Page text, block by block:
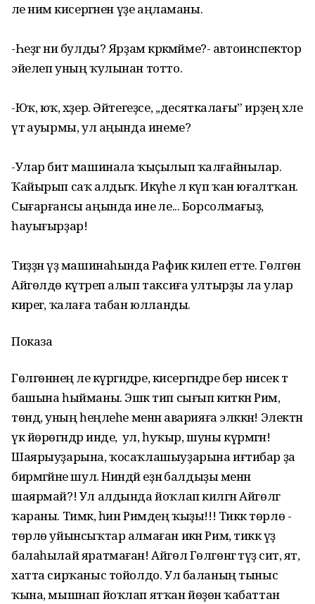
әле нимә кисергәнен үҙе аңламаны.
-Һеҙгә ни булды? Ярҙам кәрәкмәйме?- автоинспектор
эйелеп уның ҡулынан тотто.
-Юҡ, юҡ, хәҙер. Әйтегеҙсе, ,,десяткалағы” ирҙең хәле
үтә ауырмы, ул аңында инеме?
-Улар бит машинала ҡыҫылып ҡалғайнылар.
Ҡайырып саҡ алдыҡ. Икәүһе лә күп ҡан юғалтҡан.
Сығарғансы аңында ине әле... Борсолмағыҙ,
һауығырҙар!
Тиҙҙән үҙ машинаһында Рафик килеп етте. Гөлгөнә
Айгөлдө күтәреп алып таксиға ултырҙы ла улар
кирегә, ҡалаға табан юлланды.
Показа
Гөлгөнәнең әле күргәндәре, кисергәндәре бер нисек тә
башына һыйманы. Эшкә тип сығып киткән Рим,
төндә, уның һеңлеһе менән аварияға эләккән! Электән
үк йөрөгәндәр инде, ә ул, һуҡыр, шуны күрмәгән!
Шаярыуҙарына, ҡосаҡлашыуҙарына иғтибар ҙа
бирмәгәйне шул. Ниндәй еҙнә балдыҙы менән
шаярмай?! Ул алдында йоҡлап килгән Айгөлгә
ҡараны. Тимәк, һин Римдең ҡыҙы!!! Тиккә төрлө -
төрлө уйынсыҡтар алмаған икән Рим, тиккә үҙ
балаһылай яратмаған! Айгөл Гөлгөнәгә тәүҙә сит, ят,
хатта сирҡаныс тойолдо. Ул баланың тыныс
ҡына, мышнап йоҡлап ятҡан йөҙөнә ҡабаттан